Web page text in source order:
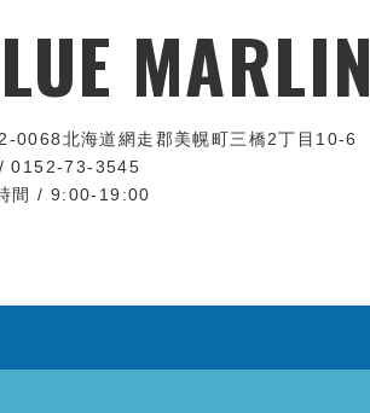
MARLIN
0068北海道網走郡美幌町三橋2丁目10-6
0152-73-3545
間 / 9:00-19:00